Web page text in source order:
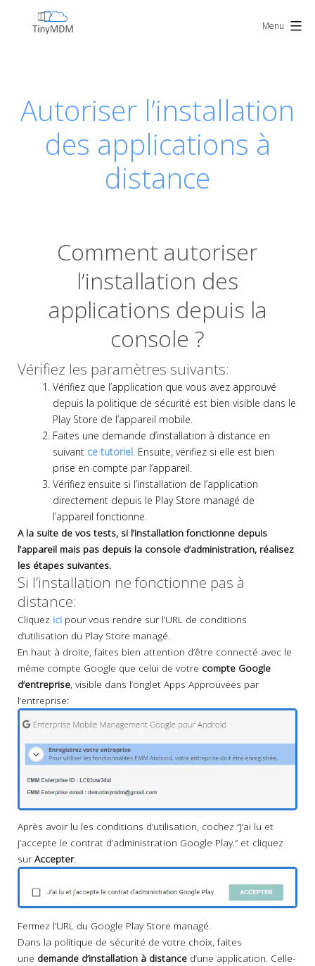
TinyMDM Menu
Autoriser l’installation
des applications à
distance
Comment autoriser
l’installation des
applications depuis la
console ?
Vérifiez les paramètres suivants:
Vérifiez que l’application que vous avez approuvé
depuis la politique de sécurité est bien visible dans le
Play Store de l’appareil mobile.
Faites une demande d’installation à distance en
suivant ce tutoriel. Ensuite, vérifiez si elle est bien
prise en compte par l’appareil.
Vérifiez ensuite si l’installation de l’application
directement depuis le Play Store managé de
l’appareil fonctionne.
A la suite de vos tests, si l’installation fonctionne depuis
l’appareil mais pas depuis la console d’administration, réalisez
les étapes suivantes.
Si l’installation ne fonctionne pas à
distance:
Cliquez ici pour vous rendre sur l’URL de conditions
d’utilisation du Play Store managé.
En haut à droite, faites bien attention d’être connecté avec le
même compte Google que celui de votre compte Google
d’entreprise, visible dans l’onglet Apps Approuvées par
l’entreprise:
Après avoir lu les conditions d’utilisation, cochez “J’ai lu et
j’accepte le contrat d’administration Google Play.” et cliquez
sur Accepter.
Fermez l’URL du Google Play Store managé.
Dans la politique de sécurité de votre choix, faites
une demande d’installation à distance d’une application. Celle-